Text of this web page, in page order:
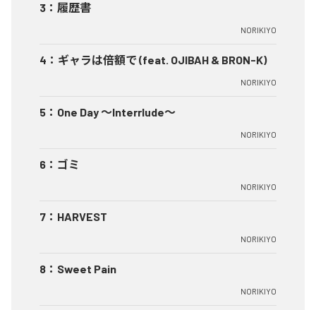
3 ： 履歴書
NORIKIYO
4 ： ギャラは倍額で (feat. OJIBAH & BRON-K)
NORIKIYO
5 ： One Day ～Interrlude～
NORIKIYO
6 ： ゴミ
NORIKIYO
7 ： HARVEST
NORIKIYO
8 ： Sweet Pain
NORIKIYO